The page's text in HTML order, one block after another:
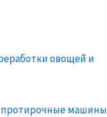
овощей и
машины